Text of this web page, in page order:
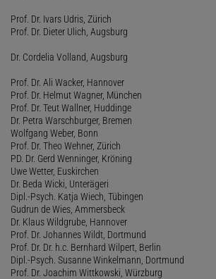
Prof. Dr. Ivars Udris, Zürich
Prof. Dr. Dieter Ulich, Augsburg
Dr. Cordelia Volland, Augsburg
Prof. Dr. Ali Wacker, Hannover
Prof. Dr. Helmut Wagner, München
Prof. Dr. Teut Wallner, Huddinge
Dr. Petra Warschburger, Bremen
Wolfgang Weber, Bonn
Prof. Dr. Theo Wehner, Zürich
PD. Dr. Gerd Wenninger, Kröning
Uwe Wetter, Euskirchen
Dr. Beda Wicki, Unterägeri
Dipl.-Psych. Katja Wiech, Tübingen
Gudrun de Wies, Ammersbeck
Dr. Klaus Wildgrube, Hannover
Prof. Dr. Johannes Wildt, Dortmund
Prof. Dr. Dr. h.c. Bernhard Wilpert, Berlin
Dipl.-Psych. Susanne Winkelmann, Dortmund
Prof. Dr. Joachim Wittkowski, Würzburg